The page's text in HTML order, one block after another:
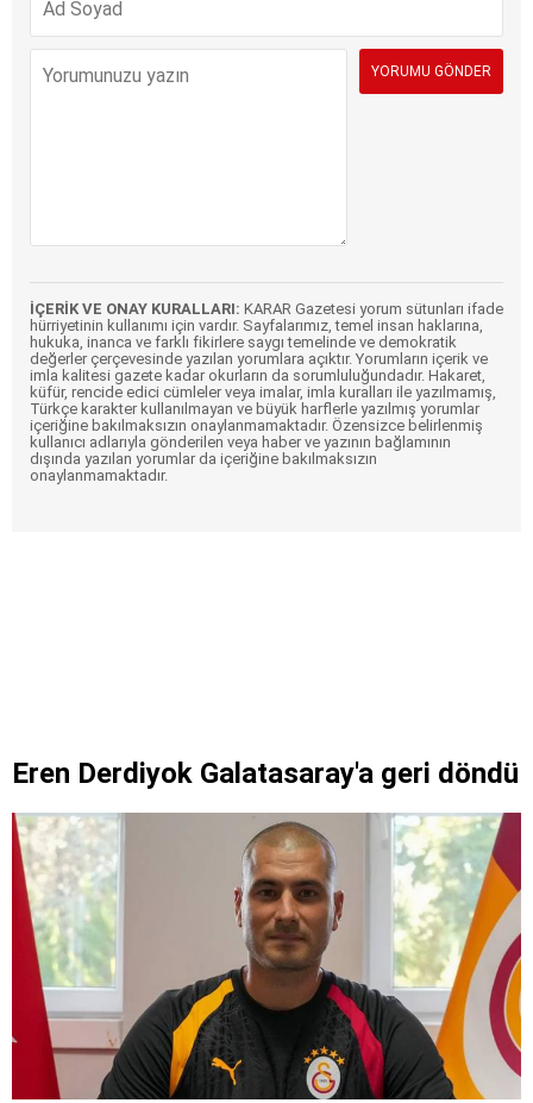
İÇERİK VE ONAY KURALLARI: KARAR Gazetesi yorum sütunları ifade
hürriyetinin kullanımı için vardır. Sayfalarımız, temel insan haklarına,
hukuka, inanca ve farklı fikirlere saygı temelinde ve demokratik
değerler çerçevesinde yazılan yorumlara açıktır. Yorumların içerik ve
imla kalitesi gazete kadar okurların da sorumluluğundadır. Hakaret,
küfür, rencide edici cümleler veya imalar, imla kuralları ile yazılmamış,
Türkçe karakter kullanılmayan ve büyük harflerle yazılmış yorumlar
içeriğine bakılmaksızın onaylanmamaktadır. Özensizce belirlenmiş
kullanıcı adlarıyla gönderilen veya haber ve yazının bağlamının
dışında yazılan yorumlar da içeriğine bakılmaksızın
onaylanmamaktadır.
Eren Derdiyok Galatasaray'a geri döndü